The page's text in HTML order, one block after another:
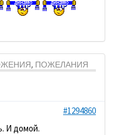
ПОЖЕЛАНИЯ
#1294860
И домой.